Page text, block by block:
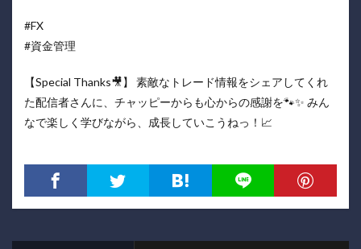
#FX
#資金管理
【Special Thanks🎥】 素敵なトレード情報をシェアしてくれ
た配信者さんに、チャッピーからも心からの感謝を🐾✨ みん
なで楽しく学びながら、成長していこうねっ！📈